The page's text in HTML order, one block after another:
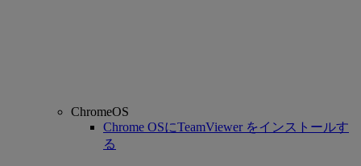
ChromeOS
Chrome OSにTeamViewer をインストールす
る